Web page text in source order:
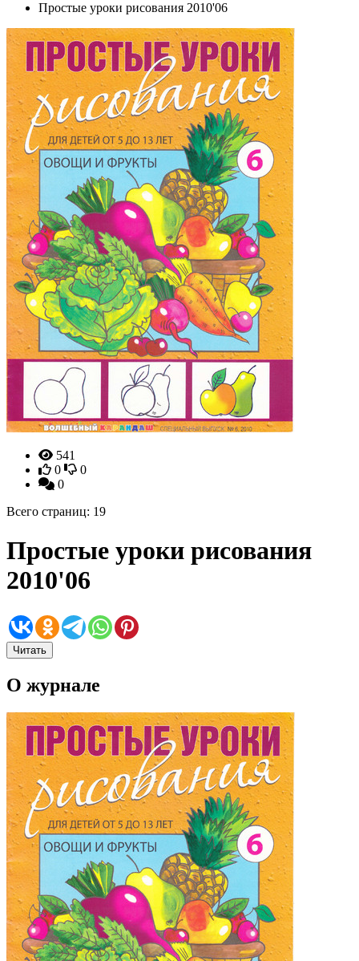
Простые уроки рисования 2010'06
541
0
0
0
Всего страниц: 19
Простые уроки рисования
2010'06
Читать
О журнале